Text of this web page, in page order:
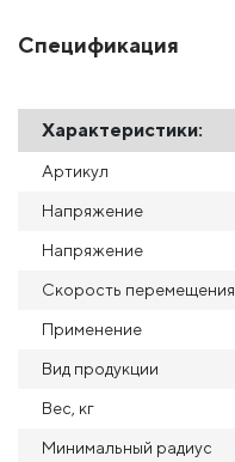
Спецификация
Характеристики:
Артикул
Напряжение
Напряжение
Скорость перемещения
Применение
Вид продукции
Вес, кг
Минимальный радиус